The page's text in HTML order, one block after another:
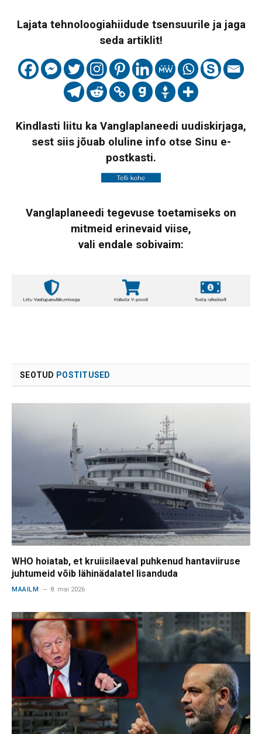
Lajata tehnoloogiahiidude tsensuurile ja jaga
seda artiklit!
Kindlasti liitu ka Vanglaplaneedi uudiskirjaga,
sest siis jõuab oluline info otse Sinu e-
postkasti.
Vanglaplaneedi tegevuse toetamiseks on
mitmeid erinevaid viise,
vali endale sobivaim:
SEOTUD POSTITUSED
WHO hoiatab, et kruiisilaeval puhkenud hantaviiruse
juhtumeid võib lähinädalatel lisanduda
MAAILM 8. mai 2026